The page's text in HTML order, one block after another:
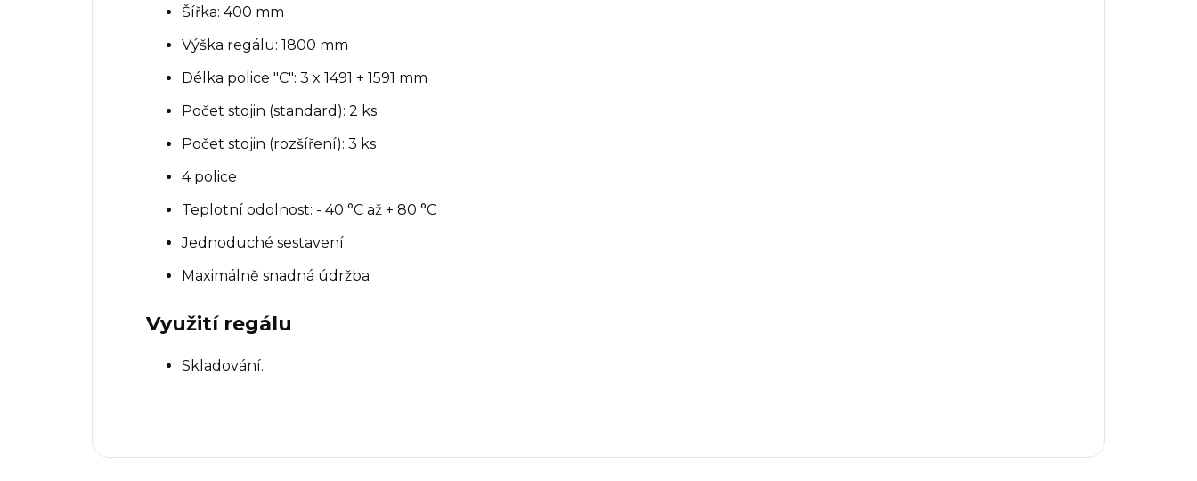
Šířka: 400 mm
Výška regálu: 1800 mm
Délka police "C": 3 x 1491 + 1591 mm
Počet stojin (standard): 2 ks
Počet stojin (rozšíření): 3 ks
4 police
Teplotní odolnost: - 40 °C až + 80 °C
Jednoduché sestavení
Maximálně snadná údržba
Využití regálu
Skladování.